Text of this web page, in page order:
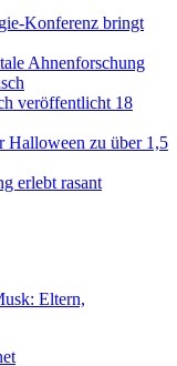
Konferenz bringt
Ahnenforschung
veröffentlicht 18
Halloween zu über 1,5
erlebt rasant
Eltern,